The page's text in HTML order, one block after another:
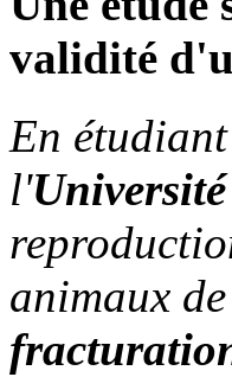
validité
En
l'
animaux